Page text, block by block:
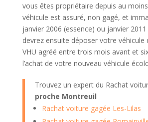
vous êtes propriétaire depuis au
véhicule est assuré, non gagé, et
janvier 2006 (essence) ou janvier 2011
devrez ensuite déposer votre véhicule
VHU agréé entre trois mois avant et
l’achat de votre nouveau véhicule
Trouvez un expert du Rachat
proche Montreuil
Rachat voiture gagée Les-Lilas